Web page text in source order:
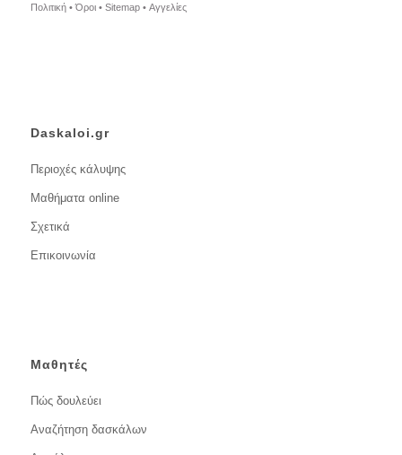
Πολιτική •Όροι • Sitemap • Αγγελίες
Daskaloi.gr
Περιοχές κάλυψης
Μαθήματα online
Σχετικά
Επικοινωνία
Μαθητές
Πώς δουλεύει
Αναζήτηση δασκάλων